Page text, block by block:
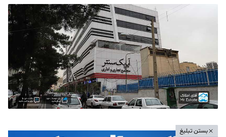
بستن تبلیغ